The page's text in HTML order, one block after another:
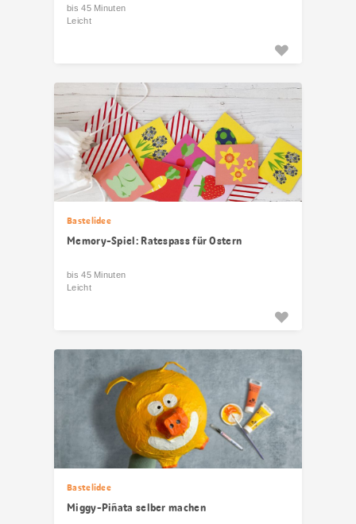
bis 45 Minuten
Leicht
Bastelidee
Memory-Spiel: Ratespass für Ostern
bis 45 Minuten
Leicht
Bastelidee
Miggy-Piñata selber machen